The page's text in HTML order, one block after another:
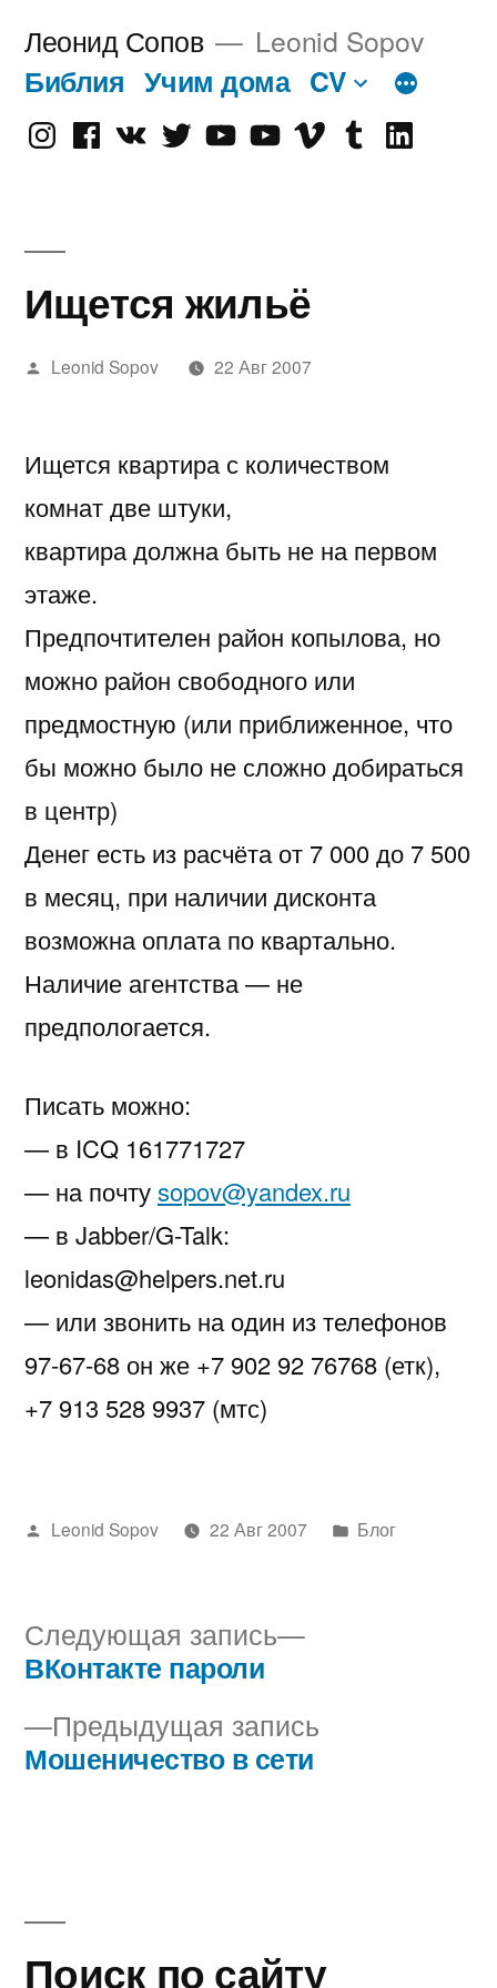
Леонид Сопов Leonid Sopov
Библия Учим дома CV
InstagramFacebook
VK TwitterYoutube
Old Vimeotumblrlinkedin
Ищется жильё
Написано
Leonid Sopov 22 Авг 2007
Ищется квартира с количеством
комнат две штуки,
квартира должна быть не на первом
этаже.
Предпочтителен район копылова, но
можно район свободного или
предмостную (или приближенное, что
бы можно было не сложно добираться
в центр)
Денег есть из расчёта от 7 000 до 7 500
в месяц, при наличии дисконта
возможна оплата по квартально.
Наличие агентства — не
предпологается.
Писать можно:
— в ICQ 161771727
— на почтуsopov@yandex.ru
— в Jabber/G-Talk:
leonidas@helpers.net.ru
— или звонить на один из телефонов
97-67-68 он же +7 902 92 76768 (етк),
+7 913 528 9937 (мтс)
Написано
Leonid Sopov 22 Авг 2007
Написано
Блог
Навигация
по
записям
Предыдущая запись
Мошеничество в сети
Следующая запись
Следующая
ВКонтакте пароли
Поиск по сайту